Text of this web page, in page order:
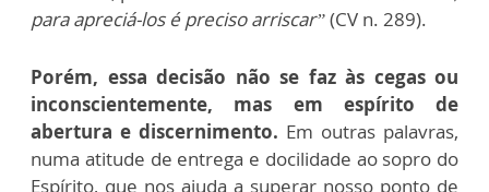
para apreciá-los é preciso arriscar”(CV n. 289).
Porém, essa decisão não se faz às cegas ou
inconscientemente, mas em espírito de
abertura e discernimento. Em outras palavras,
numa atitude de entrega e docilidade ao sopro do
Espírito, que nos ajuda a superar nosso ponto de